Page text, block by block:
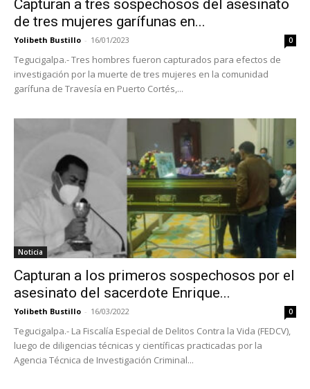
Capturan a tres sospechosos del asesinato
de tres mujeres garífunas en...
Yolibeth Bustillo - 16/01/2023 0
Tegucigalpa.- Tres hombres fueron capturados para efectos de
investigación por la muerte de tres mujeres en la comunidad
garífuna de Travesía en Puerto Cortés,...
Noticia
Capturan a los primeros sospechosos por el
asesinato del sacerdote Enrique...
Yolibeth Bustillo - 16/03/2022 0
Tegucigalpa.- La Fiscalía Especial de Delitos Contra la Vida (FEDCV),
luego de diligencias técnicas y científicas practicadas por la
Agencia Técnica de Investigación Criminal...